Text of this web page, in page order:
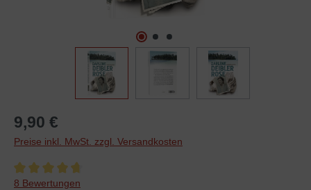
9,90 €
Preise inkl. MwSt. zzgl. Versandkosten
Durchschnittliche Bewertung von 4.8 von 5 Sternen
8 Bewertungen